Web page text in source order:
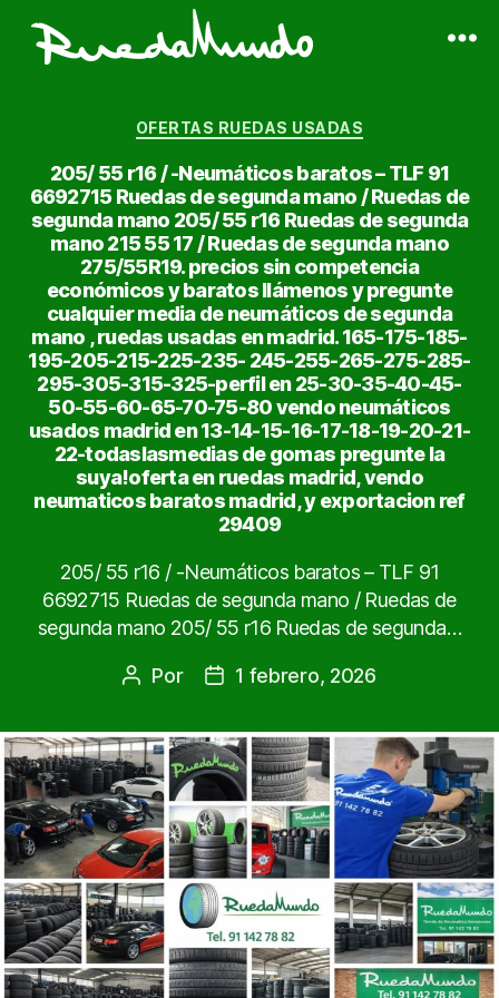
Neumáticos
de
Ocasión
Categorías
OFERTAS RUEDAS USADAS
205/ 55 r16 / -Neumáticos baratos – TLF 91
6692715 Ruedas de segunda mano / Ruedas de
segunda mano 205/ 55 r16 Ruedas de segunda
mano 215 55 17 / Ruedas de segunda mano
275/55R19. precios sin competencia
económicos y baratos llámenos y pregunte
cualquier media de neumáticos de segunda
mano , ruedas usadas en madrid. 165-175-185-
195-205-215-225-235- 245-255-265-275-285-
295-305-315-325-perfil en 25-30-35-40-45-
50-55-60-65-70-75-80 vendo neumáticos
usados madrid en 13-14-15-16-17-18-19-20-21-
22-todaslasmedias de gomas pregunte la
suya!oferta en ruedas madrid, vendo
neumaticos baratos madrid, y exportacion ref
29409
205/ 55 r16 / -Neumáticos baratos – TLF 91
6692715 Ruedas de segunda mano / Ruedas de
segunda mano 205/ 55 r16 Ruedas de segunda…
Autor
entrada
Por
Fecha
entrada
1 febrero, 2026